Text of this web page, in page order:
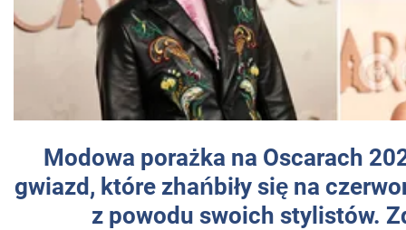
Modowa porażka na Oscarach
gwiazd, które zhańbiły się na
z powodu swoich stylistów.